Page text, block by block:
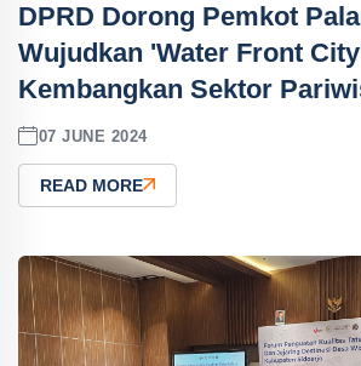
DPRD Dorong Pemkot
Wujudkan 'Water Front
Kembangkan Sektor
07 JUNE 2024
READ MORE